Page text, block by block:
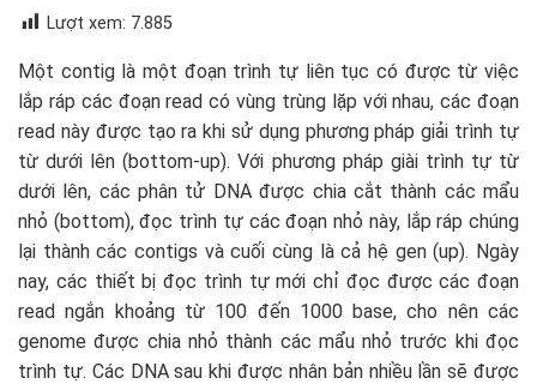
Một contig là một đoạn trình tự liên tục có được từ việc
lắp ráp các đoạn read có vùng trùng lặp với nhau, các đoạn
read này được tạo ra khi sử dụng phương pháp giải trình tự
từ dưới lên (bottom-up). Với phương pháp giài trình tự từ
dưới lên, các phân tử DNA được chia cắt thành các mẩu
nhỏ (bottom), đọc trình tự các đoạn nhỏ này, lắp ráp chúng
lại thành các contigs và cuối cùng là cả hệ gen (up). Ngày
nay, các thiết bị đọc trình tự mới chỉ đọc được các đoạn
read ngắn khoảng từ 100 đến 1000 base, cho nên các
genome được chia nhỏ thành các mẩu nhỏ trước khi đọc
trình tự. Các DNA sau khi được nhân bản nhiều lần sẽ được
Lượt xem: 7.885